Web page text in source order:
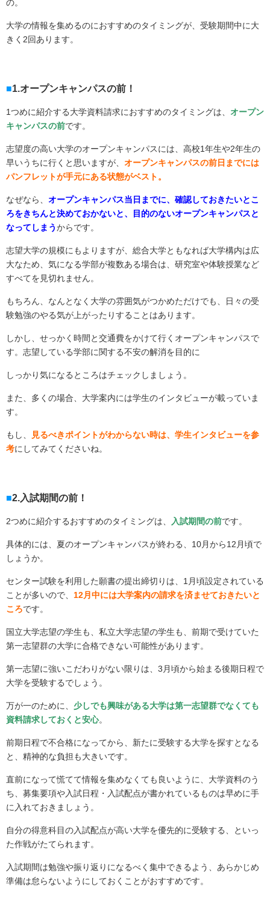
の。
大学の情報を集めるのにおすすめのタイミングが、受験期間中に大
きく2回あります。
1.オープンキャンパスの前！
1つめに紹介する大学資料請求におすすめのタイミングは、 オープン
キャンパスの前です。
志望度の高い大学のオープンキャンパスには、高校1年生や2年生の
早いうちに行くと思いますが、 オープンキャンパスの前日までには
パンフレットが手元にある状態がベスト。
なぜなら、 オープンキャンパス当日までに、確認しておきたいとこ
ろをきちんと決めておかないと、目的のないオープンキャンパスと
なってしまうからです。
志望大学の規模にもよりますが、総合大学ともなれば大学構内は広
大なため、気になる学部が複数ある場合は、研究室や体験授業など
すべてを見切れません。
もちろん、なんとなく大学の雰囲気がつかめただけでも、日々の受
験勉強のやる気が上がったりすることはあります。
しかし、せっかく時間と交通費をかけて行くオープンキャンパスで
す。志望している学部に関する不安の解消を目的に
しっかり気になるところはチェックしましょう。
また、多くの場合、大学案内には学生のインタビューが載っていま
す。
もし、
見るべきポイントがわからない時は、学生インタビューを参
考にしてみてくださいね。
2.入試期間の前！
2つめに紹介するおすすめのタイミングは、 入試期間の前です。
具体的には、夏のオープンキャンパスが終わる、10月から12月頃で
しょうか。
センター試験を利用した願書の提出締切りは、1月頃設定されている
ことが多いので、 12月中には大学案内の請求を済ませておきたいと
ころです。
国立大学志望の学生も、私立大学志望の学生も、前期で受けていた
第一志望群の大学に合格できない可能性があります。
第一志望に強いこだわりがない限りは、3月頃から始まる後期日程で
大学を受験するでしょう。
万が一のために、 少しでも興味がある大学は第一志望群でなくても
資料請求しておくと安心。
前期日程で不合格になってから、新たに受験する大学を探すとなる
と、精神的な負担も大きいです。
直前になって慌てて情報を集めなくても良いように、大学資料のう
ち、募集要項や入試日程・入試配点が書かれているものは早めに手
に入れておきましょう。
自分の得意科目の入試配点が高い大学を優先的に受験する、といっ
た作戦がたてられます。
入試期間は勉強や振り返りになるべく集中できるよう、あらかじめ
準備は怠らないようにしておくことがおすすめです。